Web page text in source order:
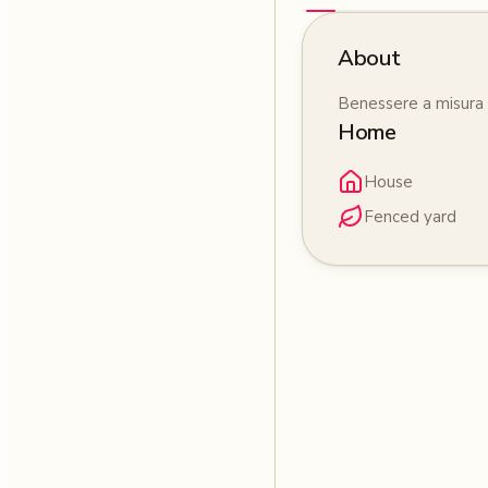
About
Benessere a
Home
House
Fenced yard